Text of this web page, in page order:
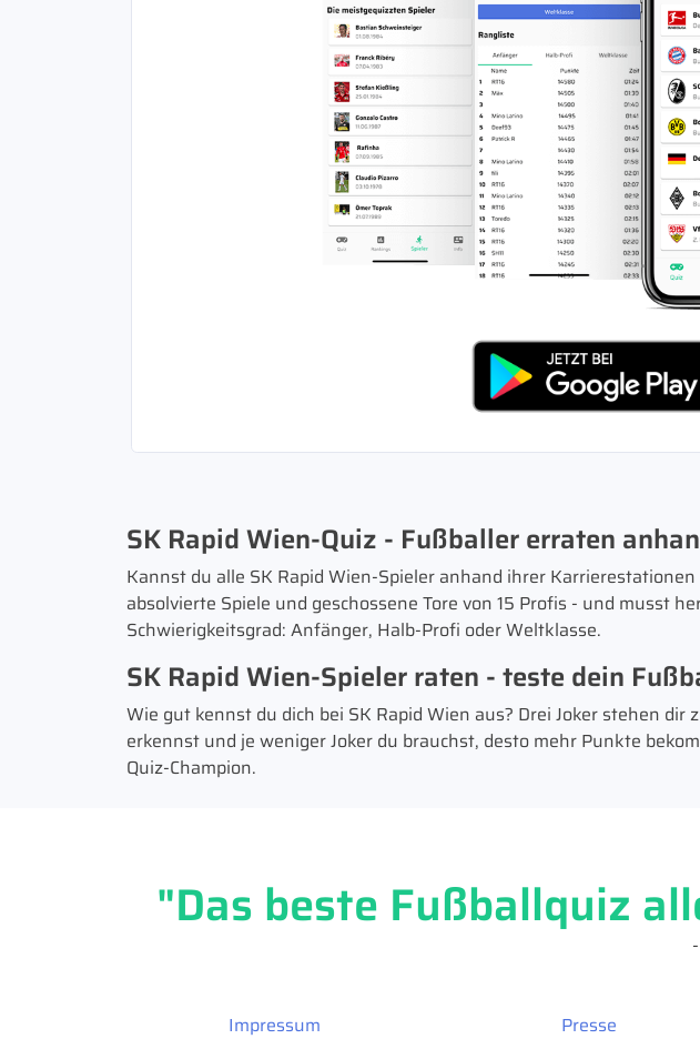
SK Rapid Wien-Quiz - Fußballer erraten
Kannst du alle SK Rapid Wien-Spieler anhand ihrer
absolvierte Spiele und geschossene Tore von 15 Profis - und musst
Schwierigkeitsgrad: Anfänger, Halb-Profi oder Weltklasse.
SK Rapid Wien-Spieler raten - teste dein
Wie gut kennst du dich bei SK Rapid Wien aus? Drei Joker stehen
erkennst und je weniger Joker du brauchst, desto mehr Punkte
Quiz-Champion.
"Das beste Fußballquiz
Impressum Presse